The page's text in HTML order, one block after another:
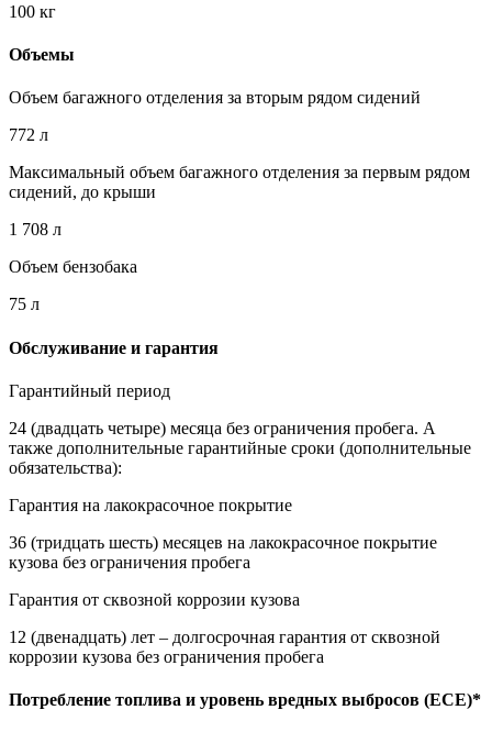
100 кг
Объемы
Объем багажного отделения за вторым рядом сидений
772 л
Максимальный объем багажного отделения за первым рядом
сидений, до крыши
1 708 л
Объем бензобака
75 л
Обслуживание и гарантия
Гарантийный период
24 (двадцать четыре) месяца без ограничения пробега. А
также дополнительные гарантийные сроки (дополнительные
обязательства):
Гарантия на лакокрасочное покрытие
36 (тридцать шесть) месяцев на лакокрасочное покрытие
кузова без ограничения пробега
Гарантия от сквозной коррозии кузова
12 (двенадцать) лет – долгосрочная гарантия от сквозной
коррозии кузова без ограничения пробега
Потребление топлива и уровень вредных выбросов (ECE)*